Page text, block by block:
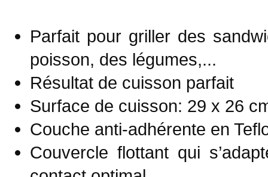
Parfait pour griller des
poisson, des légumes,...
Résultat de cuisson parfait
Surface de cuisson: 29 x 26
Couche anti-adhérente en
Couvercle flottant qui